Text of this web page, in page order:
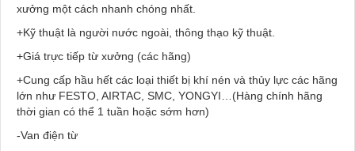
xưởng một cách nhanh chóng nhất.
+Kỹ thuật là người nước ngoài, thông thạo kỹ thuật.
+Giá trực tiếp từ xưởng (các hãng)
+Cung cấp hầu hết các loại thiết bị khí nén và thủy lực các hãng
lớn như FESTO, AIRTAC, SMC, YONGYI…(Hàng chính hãng
thời gian có thể 1 tuần hoặc sớm hơn)
-Van điện từ